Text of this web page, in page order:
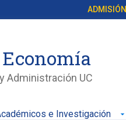
ADMISIÓN
Administración UC
e Investigación arrow_drop_down